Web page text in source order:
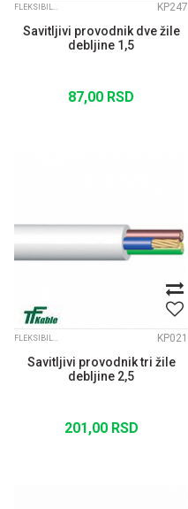
FLEKSIBILNI KABLOVI KP247
Savitljivi provodnik dve žile
debljine 1,5
87,00 RSD
FLEKSIBILNI KABLOVI KP021
Savitljivi provodnik tri žile
debljine 2,5
201,00 RSD